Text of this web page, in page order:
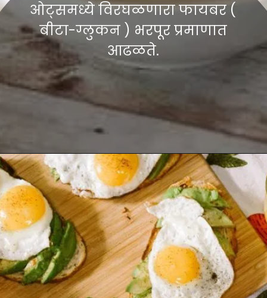
ओट्समध्ये विरघळणारा फायबर (
बीटा-ग्लुकन ) भरपूर प्रमाणात